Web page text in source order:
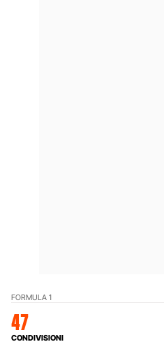
FORMULA 1
47
CONDIVISIONI